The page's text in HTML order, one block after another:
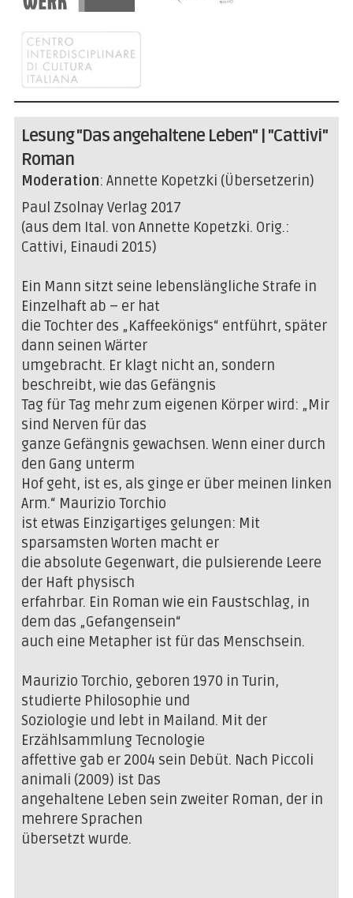
Lesung "Das angehaltene Leben" | "Cattivi"
Roman
Moderation: Annette Kopetzki (Übersetzerin)
Paul Zsolnay Verlag 2017
(aus dem Ital. von Annette Kopetzki. Orig.:
Cattivi, Einaudi 2015)
Ein Mann sitzt seine lebenslängliche Strafe in
Einzelhaft ab – er hat
die Tochter des „Kaffeekönigs“ entführt, später
dann seinen Wärter
umgebracht. Er klagt nicht an, sondern
beschreibt, wie das Gefängnis
Tag für Tag mehr zum eigenen Körper wird: „Mir
sind Nerven für das
ganze Gefängnis gewachsen. Wenn einer durch
den Gang unterm
Hof geht, ist es, als ginge er über meinen linken
Arm.“ Maurizio Torchio
ist etwas Einzigartiges gelungen: Mit
sparsamsten Worten macht er
die absolute Gegenwart, die pulsierende Leere
der Haft physisch
erfahrbar. Ein Roman wie ein Faustschlag, in
dem das „Gefangensein“
auch eine Metapher ist für das Menschsein.
Maurizio Torchio, geboren 1970 in Turin,
studierte Philosophie und
Soziologie und lebt in Mailand. Mit der
Erzählsammlung Tecnologie
affettive gab er 2004 sein Debüt. Nach Piccoli
animali (2009) ist Das
angehaltene Leben sein zweiter Roman, der in
mehrere Sprachen
übersetzt wurde.